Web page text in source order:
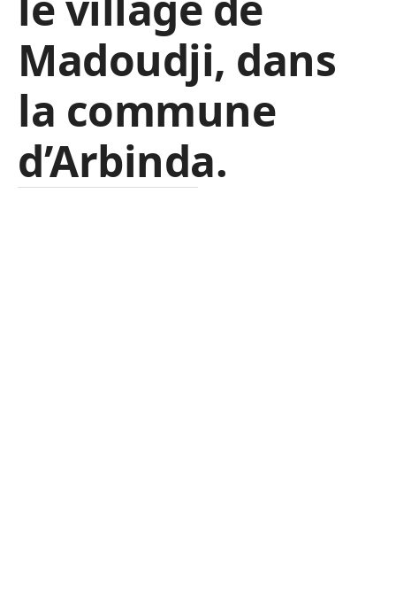
Madoudji, dans
la commune
d’Arbinda.